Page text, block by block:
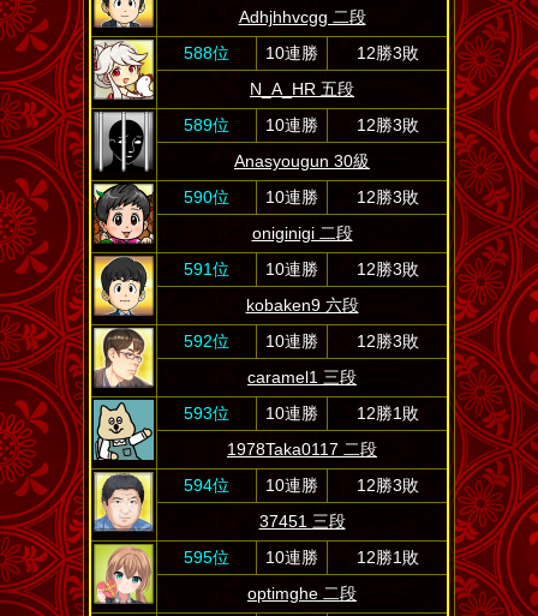
Adhjhhvcgg 二段
588位
10連勝
12勝3敗
N_A_HR 五段
589位
10連勝
12勝3敗
Anasyougun 30級
590位
10連勝
12勝3敗
oniginigi 二段
591位
10連勝
12勝3敗
kobaken9 六段
592位
10連勝
12勝3敗
caramel1 三段
593位
10連勝
12勝1敗
1978Taka0117 二段
594位
10連勝
12勝3敗
37451 三段
595位
10連勝
12勝1敗
optimghe 二段